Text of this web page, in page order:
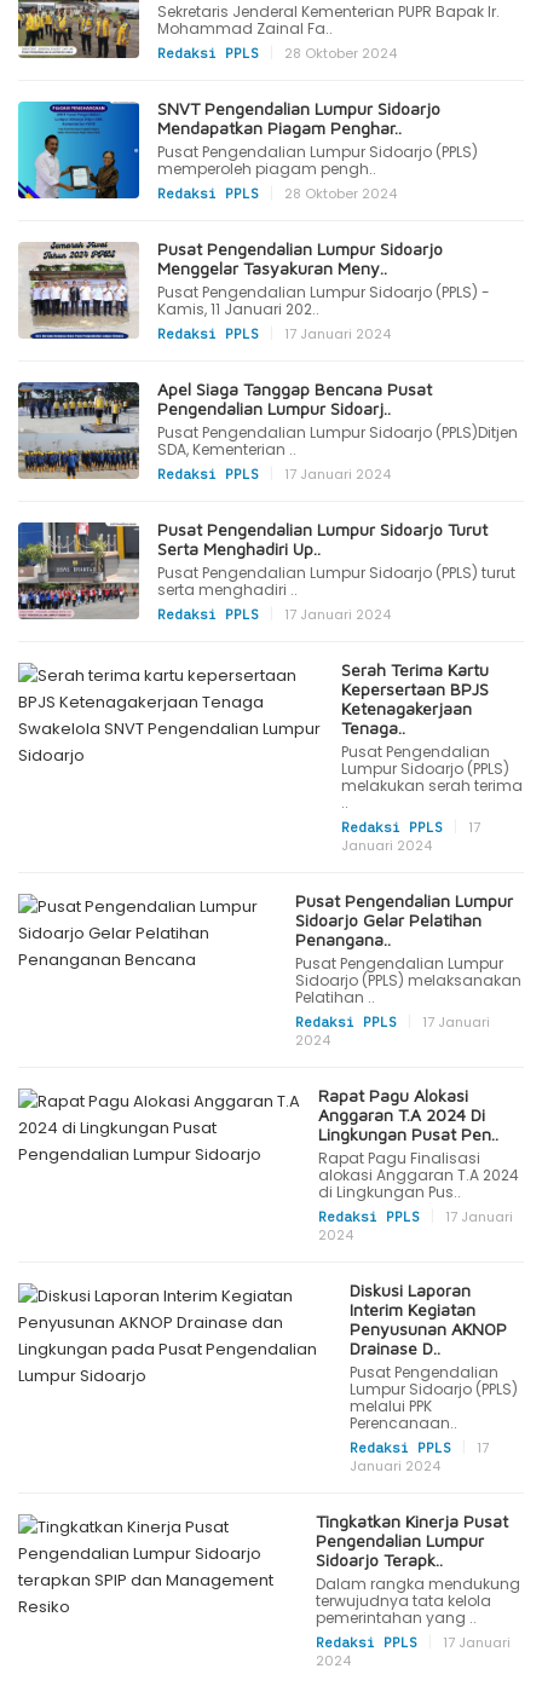
Sekretaris Jenderal Kementerian PUPR Bapak Ir.
Mohammad Zainal Fa..
Redaksi PPLS 28 Oktober 2024
SNVT Pengendalian Lumpur Sidoarjo
Mendapatkan Piagam Penghar..
Pusat Pengendalian Lumpur Sidoarjo (PPLS)
memperoleh piagam pengh..
Redaksi PPLS 28 Oktober 2024
Pusat Pengendalian Lumpur Sidoarjo
Menggelar Tasyakuran Meny..
Pusat Pengendalian Lumpur Sidoarjo (PPLS) -
Kamis, 11 Januari 202..
Redaksi PPLS 17 Januari 2024
Apel Siaga Tanggap Bencana Pusat
Pengendalian Lumpur Sidoarj..
Pusat Pengendalian Lumpur Sidoarjo (PPLS)Ditjen
SDA, Kementerian ..
Redaksi PPLS 17 Januari 2024
Pusat Pengendalian Lumpur Sidoarjo Turut
Serta Menghadiri Up..
Pusat Pengendalian Lumpur Sidoarjo (PPLS) turut
serta menghadiri ..
Redaksi PPLS 17 Januari 2024
Serah Terima Kartu
Kepersertaan BPJS
Ketenagakerjaan
Tenaga..
Pusat Pengendalian
Lumpur Sidoarjo (PPLS)
melakukan serah terima
..
Redaksi PPLS
17
Januari 2024
Pusat Pengendalian Lumpur
Sidoarjo Gelar Pelatihan
Penangana..
Pusat Pengendalian Lumpur
Sidoarjo (PPLS) melaksanakan
Pelatihan ..
Redaksi PPLS
17 Januari
2024
Rapat Pagu Alokasi
Anggaran T.A 2024 Di
Lingkungan Pusat Pen..
Rapat Pagu Finalisasi
alokasi Anggaran T.A 2024
di Lingkungan Pus..
Redaksi PPLS
17 Januari
2024
Diskusi Laporan
Interim Kegiatan
Penyusunan AKNOP
Drainase D..
Pusat Pengendalian
Lumpur Sidoarjo (PPLS)
melalui PPK
Perencanaan..
Redaksi PPLS
17
Januari 2024
Tingkatkan Kinerja Pusat
Pengendalian Lumpur
Sidoarjo Terapk..
Dalam rangka mendukung
terwujudnya tata kelola
pemerintahan yang ..
Redaksi PPLS
17 Januari
2024